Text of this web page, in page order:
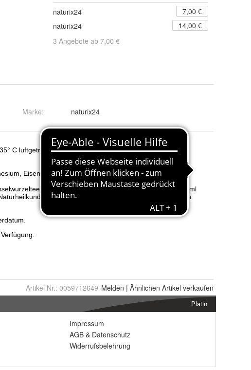
naturix24
7,00 €
naturix24
14,00 €
3 Angebote ab 7,00 €
Marke: naturix24
Artikel Nr.: 0059712649 Melden | Ähnlichen Artikel verkaufen
Platin
Impressum
AGB & Datenschutz
Widerrufsbelehrung